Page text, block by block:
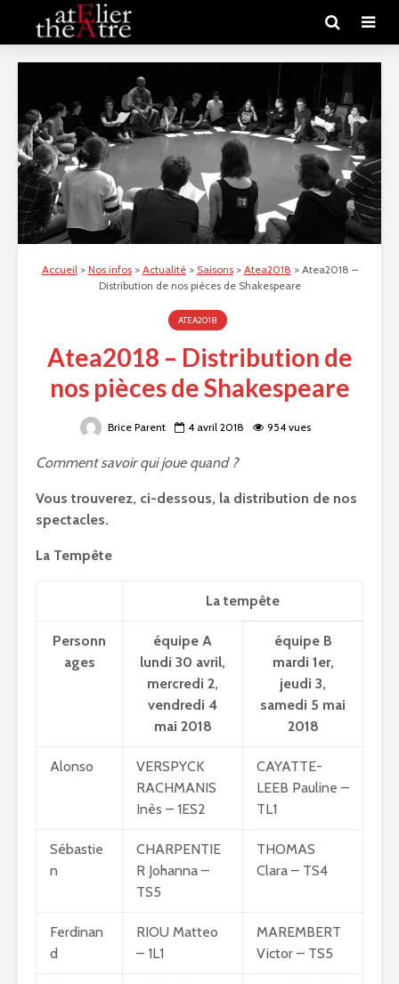
Accueil> Nos infos> Actualité> Saisons> Atea2018 > Atea2018 –
Distribution de nos pièces de Shakespeare
ATEA2018
Atea2018 – Distribution de
nos pièces de Shakespeare
Brice Parent 4 avril 2018 954 vues
Comment savoir qui joue quand ?
Vous trouverez, ci-dessous, la distribution de nos
spectacles.
La Tempête
La tempête
Personn
ages
équipe A
lundi 30 avril,
mercredi 2,
vendredi 4
mai 2018
équipe B
mardi 1er,
jeudi 3,
samedi 5 mai
2018
Alonso
VERSPYCK
RACHMANIS
Inès – 1ES2
CAYATTE-
LEEB Pauline –
TL1
Sébastie
n
CHARPENTIE
R Johanna –
TS5
THOMAS
Clara – TS4
Ferdinan
d
RIOU Matteo
– 1L1
MAREMBERT
Victor – TS5